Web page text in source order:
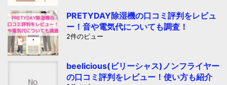
PRETYDAY除湿機の口コミ評判をレビュ
ー！音や電気代についても調査！
2件のビュー
beelicious(ビリーシャス)ノンフライヤー
の口コミ評判をレビュー！使い方も紹介